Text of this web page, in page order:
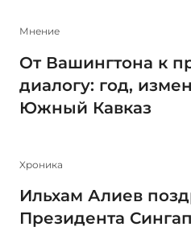
Мнение
От Вашингтона к
диалогу: год,
Южный Кавказ
Xроника
Ильхам Алиев
Президента